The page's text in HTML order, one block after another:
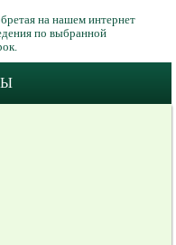
на нашем интернет
по выбранной